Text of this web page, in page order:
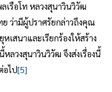
เรือโท หลวงสุนาวินวิวัฒ
ย ว่ามีผู้ปราศรัยกล่าวถึงคุณ
เสนาและเรียกร้องให้สร้าง
ลวงสุนาวินวิวัฒ จึงส่งเรื่องนี้
อไป[5]